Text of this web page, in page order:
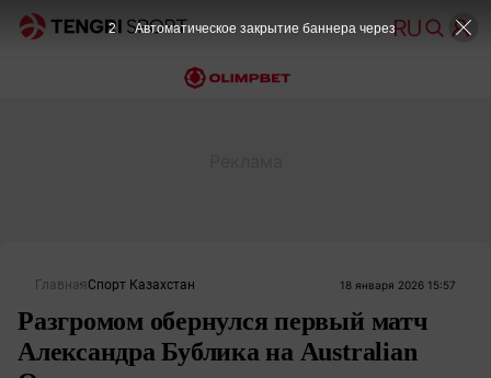
Главная Спорт Казахстан 18 января 2026 15:57
Разгромом обернулся первый матч
Александра Бублика на Australian
2 Автоматическое закрытие баннера через